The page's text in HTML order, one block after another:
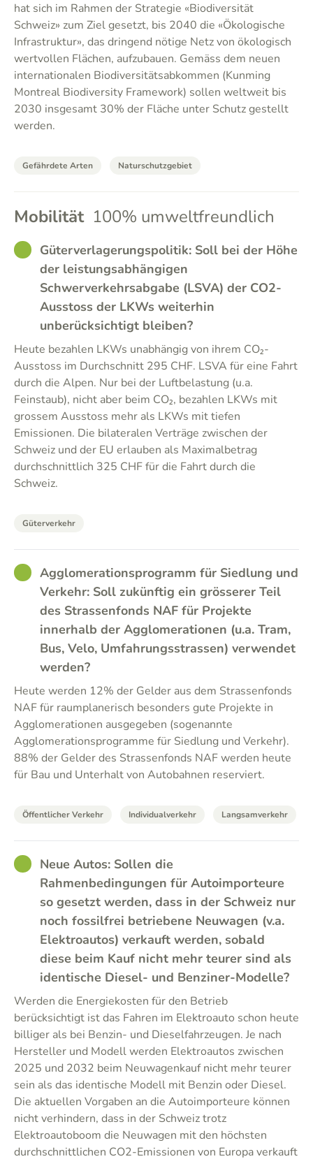
hat sich im Rahmen der Strategie «Biodiversität
Schweiz» zum Ziel gesetzt, bis 2040 die «Ökologische
Infrastruktur», das dringend nötige Netz von ökologisch
wertvollen Flächen, aufzubauen. Gemäss dem neuen
internationalen Biodiversitätsabkommen (Kunming
Montreal Biodiversity Framework) sollen weltweit bis
2030 insgesamt 30% der Fläche unter Schutz gestellt
werden.
Gefährdete Arten Naturschutzgebiet
Mobilität 100% umweltfreundlich
GOODGüterverlagerungspolitik: Soll bei der Höhe
der leistungsabhängigen
Schwerverkehrsabgabe (LSVA) der CO2-
Ausstoss der LKWs weiterhin
unberücksichtigt bleiben?
Heute bezahlen LKWs unabhängig von ihrem CO₂-
Ausstoss im Durchschnitt 295 CHF. LSVA für eine Fahrt
durch die Alpen. Nur bei der Luftbelastung (u.a.
Feinstaub), nicht aber beim CO₂, bezahlen LKWs mit
grossem Ausstoss mehr als LKWs mit tiefen
Emissionen. Die bilateralen Verträge zwischen der
Schweiz und der EU erlauben als Maximalbetrag
durchschnittlich 325 CHF für die Fahrt durch die
Schweiz.
Güterverkehr
GOODAgglomerationsprogramm für Siedlung und
Verkehr: Soll zukünftig ein grösserer Teil
des Strassenfonds NAF für Projekte
innerhalb der Agglomerationen (u.a. Tram,
Bus, Velo, Umfahrungsstrassen) verwendet
werden?
Heute werden 12% der Gelder aus dem Strassenfonds
NAF für raumplanerisch besonders gute Projekte in
Agglomerationen ausgegeben (sogenannte
Agglomerationsprogramme für Siedlung und Verkehr).
88% der Gelder des Strassenfonds NAF werden heute
für Bau und Unterhalt von Autobahnen reserviert.
Öffentlicher Verkehr Individualverkehr Langsamverkehr
GOODNeue Autos: Sollen die
Rahmenbedingungen für Autoimporteure
so gesetzt werden, dass in der Schweiz nur
noch fossilfrei betriebene Neuwagen (v.a.
Elektroautos) verkauft werden, sobald
diese beim Kauf nicht mehr teurer sind als
identische Diesel- und Benziner-Modelle?
Werden die Energiekosten für den Betrieb
berücksichtigt ist das Fahren im Elektroauto schon heute
billiger als bei Benzin- und Dieselfahrzeugen. Je nach
Hersteller und Modell werden Elektroautos zwischen
2025 und 2032 beim Neuwagenkauf nicht mehr teurer
sein als das identische Modell mit Benzin oder Diesel.
Die aktuellen Vorgaben an die Autoimporteure können
nicht verhindern, dass in der Schweiz trotz
Elektroautoboom die Neuwagen mit den höchsten
durchschnittlichen CO2-Emissionen von Europa verkauft